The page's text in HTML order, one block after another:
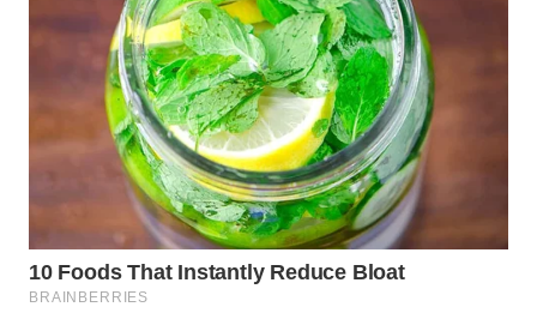
WN
PADANG
LAWAS
WN
SUMEDANG
CIANJUR